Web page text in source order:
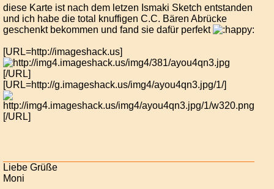
diese Karte ist nach dem letzen Ismaki Sketch entstanden
und ich habe die total knuffigen C.C. Bären Abrücke
geschenkt bekommen und fand sie dafür perfekt
[URL=http://imageshack.us]
[/URL]
[URL=http://g.imageshack.us/img4/ayou4qn3.jpg/1/]
[/URL]
Liebe Grüße
Moni